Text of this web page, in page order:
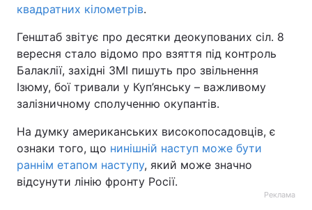
квадратних кілометрів.
Генштаб звітує про десятки деокупованих сіл. 8
вересня стало відомо про взяття під контроль
Балаклії, західні ЗМІ пишуть про звільнення
Ізюму, бої тривали у Куп’янську – важливому
залізничному сполученню окупантів.
На думку американських високопосадовців, є
ознаки того, що нинішній наступ може бути
раннім етапом наступу, який може значно
відсунути лінію фронту Росії.
Реклама